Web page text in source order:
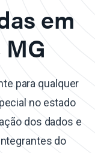
em
para qualquer
no estado
dos dados e
do